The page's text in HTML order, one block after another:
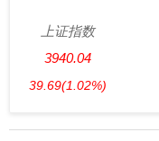
上证指数
3940.04
39.69(1.02%)